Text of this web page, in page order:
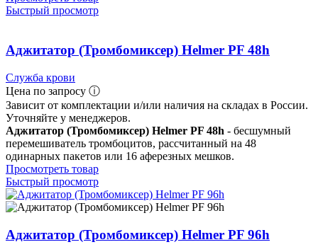
Быстрый просмотр
Аджитатор (Тромбомиксер) Helmer PF 48h
Служба крови
Цена по запросу ⓘ
Зависит от комплектации и/или наличия на складах в России.
Уточняйте у менеджеров.
Аджитатор (Тромбомиксер) Helmer PF 48h - бесшумный
перемешиватель тромбоцитов, рассчитанный на 48
одинарных пакетов или 16 аферезных мешков.
Просмотреть товар
Быстрый просмотр
Аджитатор (Тромбомиксер) Helmer PF 96h